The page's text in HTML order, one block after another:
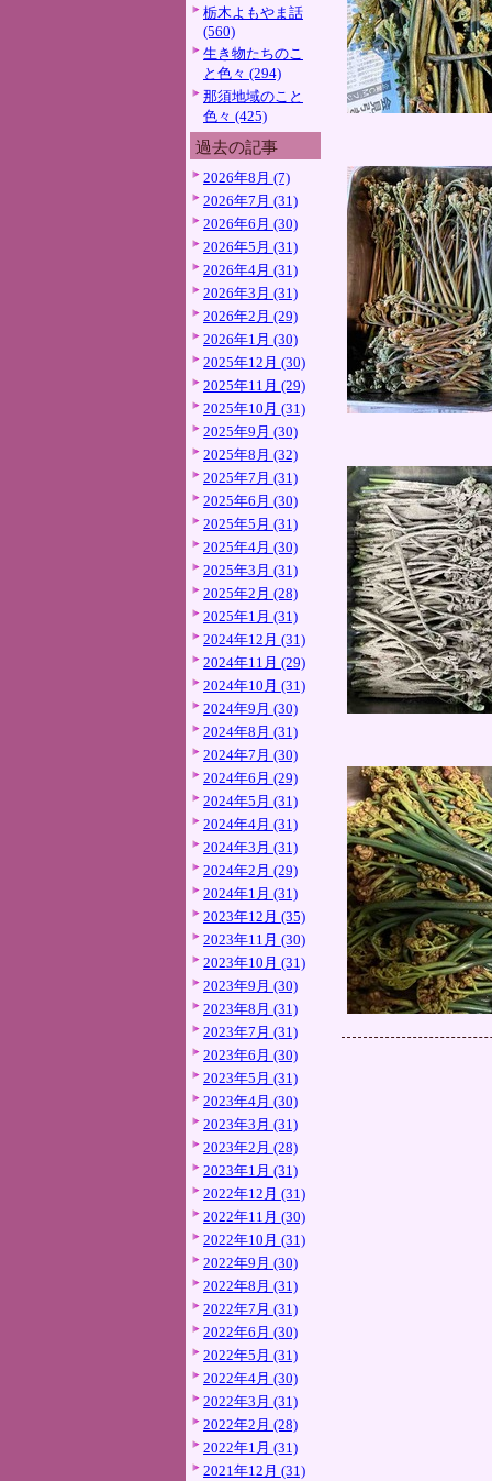
栃木よもやま話
(560)
生き物たちのこ
と色々 (294)
那須地域のこと
色々 (425)
過去の記事
2026年8月 (7)
2026年7月 (31)
2026年6月 (30)
2026年5月 (31)
2026年4月 (31)
2026年3月 (31)
2026年2月 (29)
2026年1月 (30)
2025年12月 (30)
2025年11月 (29)
2025年10月 (31)
2025年9月 (30)
2025年8月 (32)
2025年7月 (31)
2025年6月 (30)
2025年5月 (31)
2025年4月 (30)
2025年3月 (31)
2025年2月 (28)
2025年1月 (31)
2024年12月 (31)
2024年11月 (29)
2024年10月 (31)
2024年9月 (30)
2024年8月 (31)
2024年7月 (30)
2024年6月 (29)
2024年5月 (31)
2024年4月 (31)
2024年3月 (31)
2024年2月 (29)
2024年1月 (31)
2023年12月 (35)
2023年11月 (30)
2023年10月 (31)
2023年9月 (30)
2023年8月 (31)
2023年7月 (31)
2023年6月 (30)
2023年5月 (31)
2023年4月 (30)
2023年3月 (31)
2023年2月 (28)
2023年1月 (31)
2022年12月 (31)
2022年11月 (30)
2022年10月 (31)
2022年9月 (30)
2022年8月 (31)
2022年7月 (31)
2022年6月 (30)
2022年5月 (31)
2022年4月 (30)
2022年3月 (31)
2022年2月 (28)
2022年1月 (31)
2021年12月 (31)